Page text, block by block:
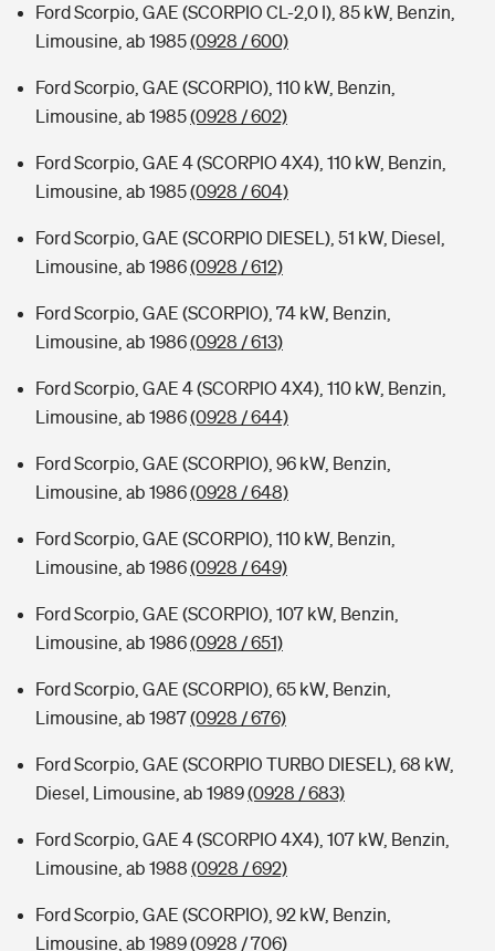
Ford Scorpio, GAE (SCORPIO CL-2,0 I), 85 kW, Benzin,
Limousine, ab 1985(0928 / 600)
Ford Scorpio, GAE (SCORPIO), 110 kW, Benzin,
Limousine, ab 1985(0928 / 602)
Ford Scorpio, GAE 4 (SCORPIO 4X4), 110 kW, Benzin,
Limousine, ab 1985(0928 / 604)
Ford Scorpio, GAE (SCORPIO DIESEL), 51 kW, Diesel,
Limousine, ab 1986(0928 / 612)
Ford Scorpio, GAE (SCORPIO), 74 kW, Benzin,
Limousine, ab 1986(0928 / 613)
Ford Scorpio, GAE 4 (SCORPIO 4X4), 110 kW, Benzin,
Limousine, ab 1986(0928 / 644)
Ford Scorpio, GAE (SCORPIO), 96 kW, Benzin,
Limousine, ab 1986(0928 / 648)
Ford Scorpio, GAE (SCORPIO), 110 kW, Benzin,
Limousine, ab 1986(0928 / 649)
Ford Scorpio, GAE (SCORPIO), 107 kW, Benzin,
Limousine, ab 1986(0928 / 651)
Ford Scorpio, GAE (SCORPIO), 65 kW, Benzin,
Limousine, ab 1987(0928 / 676)
Ford Scorpio, GAE (SCORPIO TURBO DIESEL), 68 kW,
Diesel, Limousine, ab 1989(0928 / 683)
Ford Scorpio, GAE 4 (SCORPIO 4X4), 107 kW, Benzin,
Limousine, ab 1988 (0928 / 692)
Ford Scorpio, GAE (SCORPIO), 92 kW, Benzin,
Limousine, ab 1989(0928 / 706)